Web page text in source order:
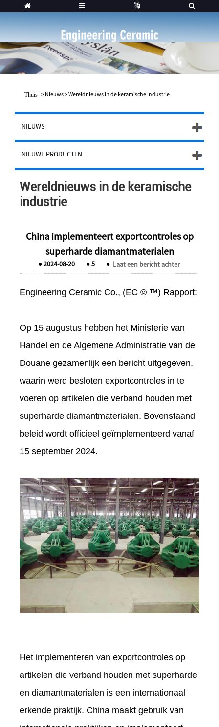
Thuis > Nieuws>Wereldnieuws in de keramische industrie
NIEUWS
NIEUWE PRODUCTEN
Wereldnieuws in de keramische
industrie
China implementeert exportcontroles op
superharde diamantmaterialen
●2024-08-20 ●5 ● Laat een bericht achter
Engineering Ceramic Co., (EC © ™) Rapport:
Op 15 augustus hebben het Ministerie van
Handel en de Algemene Administratie van de
Douane gezamenlijk een bericht uitgegeven,
waarin werd besloten exportcontroles in te
voeren op artikelen die verband houden met
superharde diamantmaterialen. Bovenstaand
beleid wordt officieel geïmplementeerd vanaf
15 september 2024.
Het implementeren van exportcontroles op
artikelen die verband houden met superharde
en diamantmaterialen is een internationaal
erkende praktijk. China maakt gebruik van